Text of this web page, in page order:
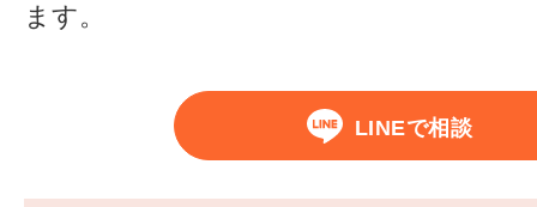
ます。
LINEで相談